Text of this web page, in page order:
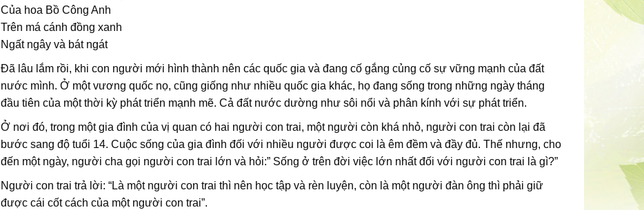
Của hoa Bồ Công Anh
Trên má cánh đồng xanh
Ngất ngây và bát ngát
Đã lâu lắm rồi, khi con người mới hình thành nên các quốc gia và đang cố gắng củng cố sự vững mạnh của đất
nước mình. Ở một vương quốc nọ, cũng giống như nhiều quốc gia khác, họ đang sống trong những ngày tháng
đầu tiên của một thời kỳ phát triển mạnh mẽ. Cả đất nước dường như sôi nổi và phân kính với sự phát triển.
Ở nơi đó, trong một gia đình của vị quan có hai người con trai, một người còn khá nhỏ, người con trai còn lại đã
bước sang độ tuổi 14. Cuộc sống của gia đình đối với nhiều người được coi là êm đềm và đầy đủ. Thế nhưng, cho
đến một ngày, người cha gọi người con trai lớn và hỏi:” Sống ở trên đời việc lớn nhất đối với người con trai là gì?”
Người con trai trả lời: “Là một người con trai thì nên học tập và rèn luyện, còn là một người đàn ông thì phải giữ
được cái cốt cách của một người con trai”.